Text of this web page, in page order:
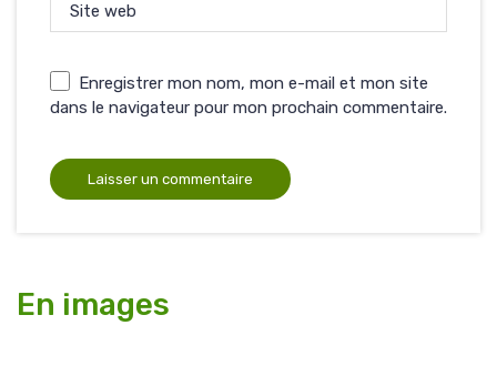
Site web
Enregistrer mon nom, mon e-mail et mon site
dans le navigateur pour mon prochain commentaire.
En images